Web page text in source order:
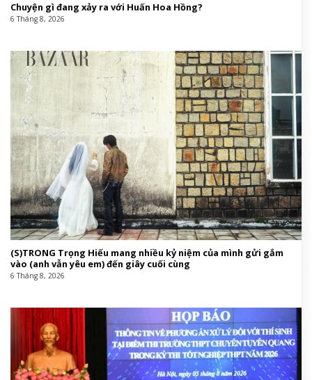
Chuyện gì đang xảy ra với Huấn Hoa Hồng?
6 Tháng 8, 2026
(S)TRONG Trọng Hiếu mang nhiều kỷ niệm của mình gửi gắm
vào (anh vẫn yêu em) đến giây cuối cùng
6 Tháng 8, 2026